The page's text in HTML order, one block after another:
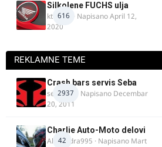
616
Silkolene FUCHS ulja
ktm600 · NapisanoApril 12,
2020
REKLAMNE TEME
2937
Crash bars servis Seba
seba011 · Napisano Decembar
20, 2011
42
Charlie Auto-Moto delovi
Alexandra995 · Napisano Mart